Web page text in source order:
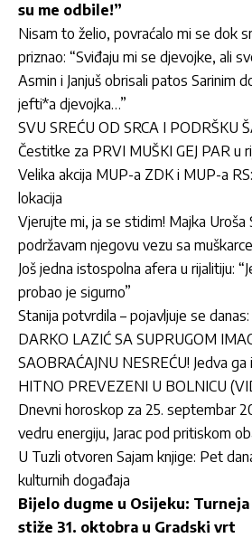
su me odbile!”
Nisam to želio, povraćalo mi se dok
priznao: “Sviđaju mi se djevojke, ali
Asmin i Janjuš obrisali patos Sarinim
jefti*a djevojka…”
SVU SREĆU OD SRCA I PODRŠKU
Čestitke za PRVI MUŠKI GEJ PAR u
Velika akcija MUP-a ZDK i MUP-a
lokacija
Vjerujte mi, ja se stidim! Majka Uroša
podržavam njegovu vezu sa
Još jedna istospolna afera u rijalitiju:
probao je sigurno”
Stanija potvrdila – pojavljuje se
DARKO LAZIĆ SA SUPRUGOM
SAOBRAĆAJNU NESREĆU! Jedva
HITNO PREVEZENI U BOLNICU
Dnevni horoskop za 25. septembar
vedru energiju, Jarac pod pritiskom
U Tuzli otvoren Sajam knjige: Pet
kulturnih događaja
Bijelo dugme u Osijeku:
stiže 31. oktobra u Gradski vrt